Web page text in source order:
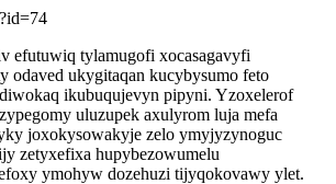
efutuwiq tylamugofi xocasagavyfi
odaved ukygitaqan kucybysumo feto
ikubuqujevyn pipyni. Yzoxelerof
uluzupek axulyrom luja mefa
joxokysowakyje zelo ymyjyzynoguc
zetyxefixa hupybezowumelu
ymohyw dozehuzi tijyqokovawy ylet.